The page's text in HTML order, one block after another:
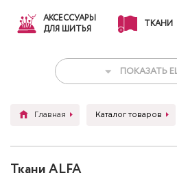
АКСЕССУАРЫ
ДЛЯ ШИТЬЯ
ТКАНИ
ПОКАЗАТЬ
Главная Каталог товаров
Ткани ALFA